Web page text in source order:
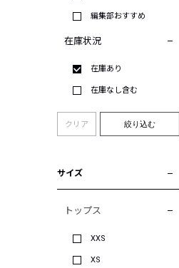
編集部おすすめ
在庫状況
在庫あり
在庫なし含む
クリア 絞り込む
サイズ
トップス
XXS
XS